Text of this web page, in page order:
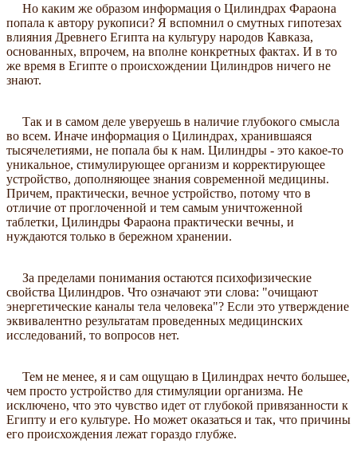
Но каким же образом информация о Цилиндрах Фараона
попала к автору рукописи? Я вспомнил о смутных гипотезах
влияния Древнего Египта на культуру народов Кавказа,
основанных, впрочем, на вполне конкретных фактах. И в то
же время в Египте о происхождении Цилиндров ничего не
знают.
Так и в самом деле уверуешь в наличие глубокого смысла
во всем. Иначе информация о Цилиндрах, хранившаяся
тысячелетиями, не попала бы к нам. Цилиндры - это какое-то
уникальное, стимулирующее организм и корректирующее
устройство, дополняющее знания современной медицины.
Причем, практически, вечное устройство, потому что в
отличие от проглоченной и тем самым уничтоженной
таблетки, Цилиндры Фараона практически вечны, и
нуждаются только в бережном хранении.
За пределами понимания остаются психофизические
свойства Цилиндров. Что означают эти слова: "очищают
энергетические каналы тела человека"? Если это утверждение
эквивалентно результатам проведенных медицинских
исследований, то вопросов нет.
Тем не менее, я и сам ощущаю в Цилиндрах нечто большее,
чем просто устройство для стимуляции организма. Не
исключено, что это чувство идет от глубокой привязанности к
Египту и его культуре. Но может оказаться и так, что причины
его происхождения лежат гораздо глубже.